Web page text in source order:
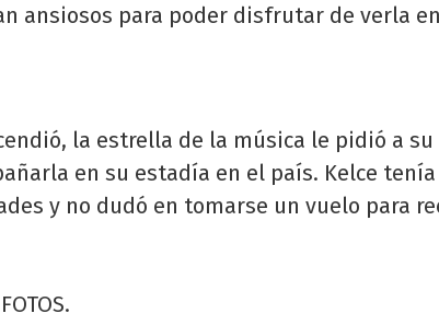
ansiosos para poder disfrutar de verla
la estrella de la música le pidió a
en su estadía en el país. Kelce
y no dudó en tomarse un vuelo para